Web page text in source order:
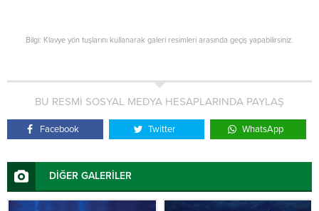
Bilgi: Klavye yön tuşlarını kullanarak galeri resimleri arasında geçiş yapabilirsiniz.
BU RESMİ SOSYAL MEDYA HESAPLARINDA PAYLAŞ
Facebook Twitter WhatsApp
DİĞER GALERİLER